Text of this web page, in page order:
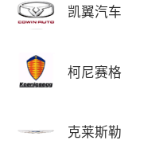
凯翼汽车
柯尼赛格
克莱斯勒